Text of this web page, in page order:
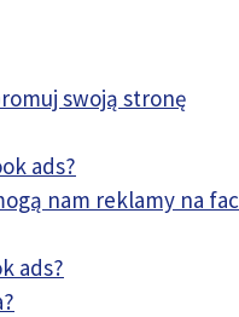
swoją stronę
ads?
nam reklamy na
ads?